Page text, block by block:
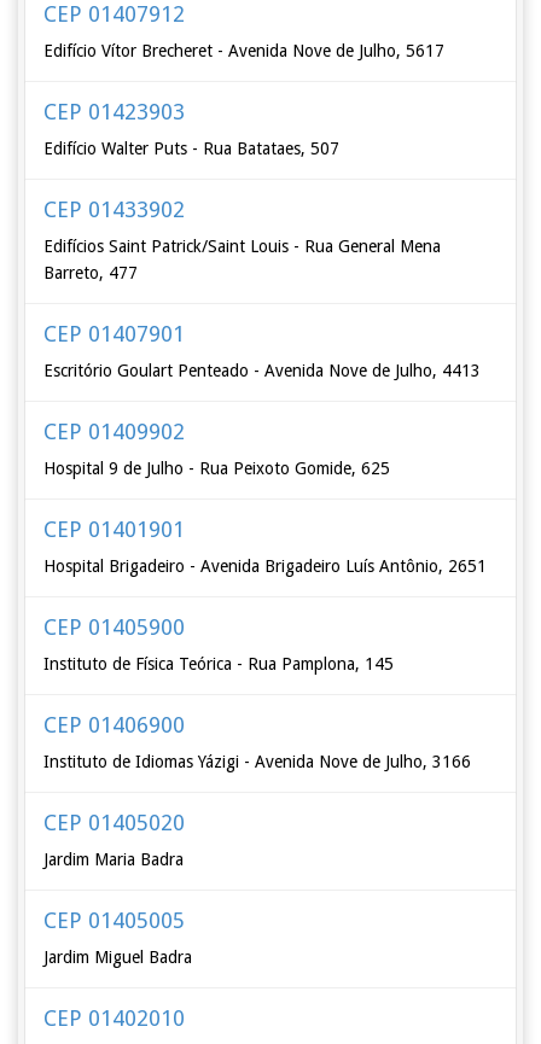
CEP 01407912
Edifício Vítor Brecheret - Avenida Nove de Julho, 5617
CEP 01423903
Edifício Walter Puts - Rua Batataes, 507
CEP 01433902
Edifícios Saint Patrick/Saint Louis - Rua General Mena
Barreto, 477
CEP 01407901
Escritório Goulart Penteado - Avenida Nove de Julho, 4413
CEP 01409902
Hospital 9 de Julho - Rua Peixoto Gomide, 625
CEP 01401901
Hospital Brigadeiro - Avenida Brigadeiro Luís Antônio, 2651
CEP 01405900
Instituto de Física Teórica - Rua Pamplona, 145
CEP 01406900
Instituto de Idiomas Yázigi - Avenida Nove de Julho, 3166
CEP 01405020
Jardim Maria Badra
CEP 01405005
Jardim Miguel Badra
CEP 01402010